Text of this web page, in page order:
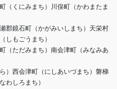
（くにみまち）川俣町（かわまたま
郡鏡石町（かがみいしまち）天栄村
しもごうまち）
（ただみまち）南会津町（みなみあ
）西会津町（にしあいづまち）磐梯
わしろまち）